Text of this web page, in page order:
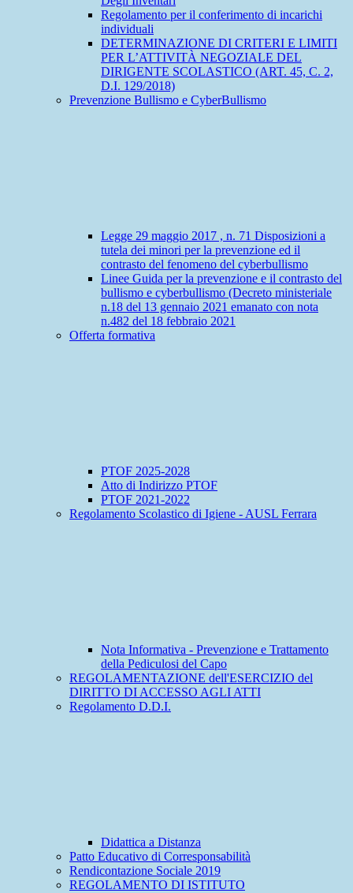
Regolamento per il conferimento di incarichi
individuali
DETERMINAZIONE DI CRITERI E LIMITI
PER L’ATTIVITÀ NEGOZIALE DEL
DIRIGENTE SCOLASTICO (ART. 45, C. 2,
D.I. 129/2018)
Prevenzione Bullismo e CyberBullismo
Legge 29 maggio 2017 , n. 71 Disposizioni a
tutela dei minori per la prevenzione ed il
contrasto del fenomeno del cyberbullismo
Linee Guida per la prevenzione e il contrasto del
bullismo e cyberbullismo (Decreto ministeriale
n.18 del 13 gennaio 2021 emanato con nota
n.482 del 18 febbraio 2021
Offerta formativa
PTOF 2025-2028
Atto di Indirizzo PTOF
PTOF 2021-2022
Regolamento Scolastico di Igiene - AUSL Ferrara
Nota Informativa - Prevenzione e Trattamento
della Pediculosi del Capo
REGOLAMENTAZIONE dell'ESERCIZIO del
DIRITTO DI ACCESSO AGLI ATTI
Regolamento D.D.I.
Didattica a Distanza
Patto Educativo di Corresponsabilità
Rendicontazione Sociale 2019
REGOLAMENTO DI ISTITUTO